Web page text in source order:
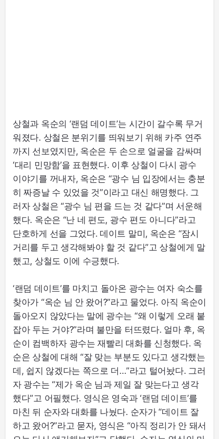
상철과 옥순의 ‘랜덤 데이트’는 시간이 갈수록 무거
워졌다. 상철은 분위기를 띄워보기 위해 카주 연주
까지 선보였지만, 옥순은 두 손으로 얼굴을 감싸며
‘대리 민망함’을 표현했다. 이후 상철이 다시 광수
이야기를 꺼내자, 옥순은 “광수 님 입장에서는 충분
히 짜증날 수 있었을 것”이라고 대신 해명했다. 그
러자 상철은 “광수 님 편을 드는 것 같다”며 서운해
했다. 옥순은 “난 네 편도, 광수 편도 아니다”라고
단호하게 선을 그었다. 데이트 말미, 옥순은 “잠시
거리를 두고 생각해봐야 할 것 같다”고 상철에게 말
했고, 상철도 이에 수긍했다.
‘랜덤 데이트’를 마치고 돌아온 광수는 여자 숙소를
찾아가 “옥순 님 안 왔어?”라고 물었다. 아직 옥순이
돌아오지 않았다는 말에 광수는 “왜 이렇게 오래 붙
잡아 두는 거야?”라며 불만을 터뜨렸다. 얼마 후, 옥
순이 컴백하자 광수는 재빨리 대화를 신청했다. 옥
순은 상철에 대해 “잘 맞는 부분도 있다고 생각했는
데, 쉽지 않겠다는 쪽으로 더…”라고 털어놨다. 그러
자 광수는 “제가 옥순 님과 제일 잘 맞는다고 생각
했다”고 어필했다. 영식은 영숙과 ‘랜덤 데이트’를
마친 뒤 순자와 대화를 나눴다. 순자가 “데이트 잘
하고 왔어?”라고 묻자, 영식은 “아직 정리가 안 돼서